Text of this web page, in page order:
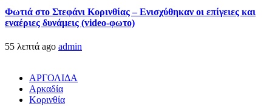
Φωτιά στο Στεφάνι Κορινθίας – Ενισχύθηκαν οι επίγειες και
εναέριες δυνάμεις (video-φωτο)
55 λεπτά ago admin
ΑΡΓΟΛΙΔΑ
Αρκαδία
Κορινθία